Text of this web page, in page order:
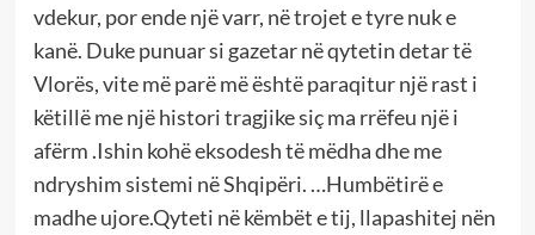
vdekur, por ende një varr, në trojet e tyre nuk e
kanë. Duke punuar si gazetar në qytetin detar të
Vlorës, vite më parë më është paraqitur një rast i
këtillë me një histori tragjike siç ma rrëfeu një i
afërm .Ishin kohë eksodesh të mëdha dhe me
ndryshim sistemi në Shqipëri. …Humbëtirë e
madhe ujore.Qyteti në këmbët e tij, llapashitej nën